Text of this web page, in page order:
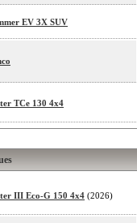
EV 3X SUV
TCe 130 4x4
III Eco-G 150 4x4 (2026)